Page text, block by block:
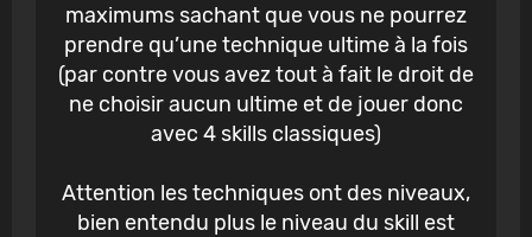
maximums sachant que vous ne pourrez
prendre qu’une technique ultime à la fois
(par contre vous avez tout à fait le droit de
ne choisir aucun ultime et de jouer donc
avec 4 skills classiques)
Attention les techniques ont des niveaux,
bien entendu plus le niveau du skill est